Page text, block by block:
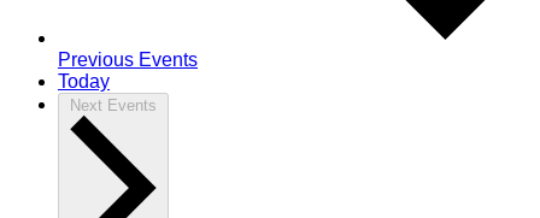
Previous Events
Today
Next Events